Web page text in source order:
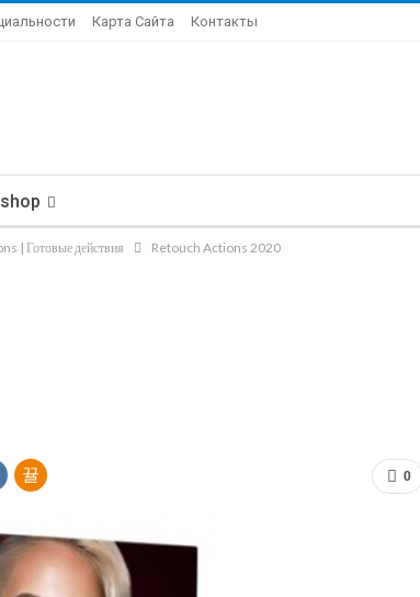
Карта Сайта Контакты
| Готовые действия Retouch Actions 2020
0